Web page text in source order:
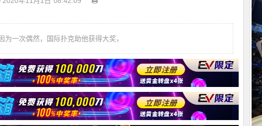
一次偶然，国际扑克助他获得大奖，